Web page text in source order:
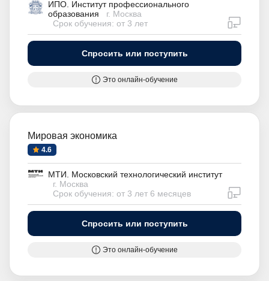
ИПО. Институт профессионального
образования
г. Москва
Срок обучения: от 3 лет
Спросить или поступить
Это онлайн-обучение
Мировая экономика
4.6
МТИ. Московский технологический институт
г. Москва
Срок обучения: от 3 лет 6 месяцев
Спросить или поступить
Это онлайн-обучение